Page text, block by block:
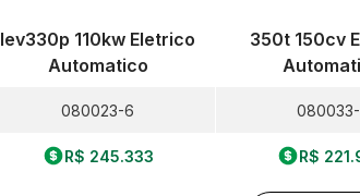
Iev330p 110kw Eletrico
Automatico
080023-6
R$ 245.333
350t 150cv
R$